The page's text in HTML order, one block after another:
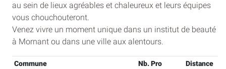
au sein de lieux agréables et chaleureux et leurs équipes
vous chouchouteront.
Venez vivre un moment unique dans un institut de beauté
à Mornant ou dans une ville aux alentours.
Commune Nb. Pro
Distance